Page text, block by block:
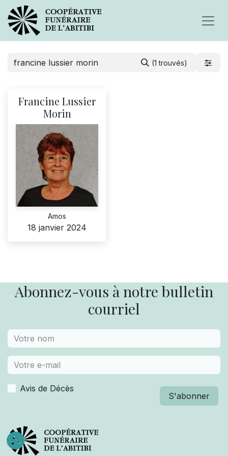
(1 trouvés)
Francine Lussier
Morin
Amos
18 janvier 2024
Abonnez-vous à notre bulletin
courriel
Avis de Décès
S'abonner